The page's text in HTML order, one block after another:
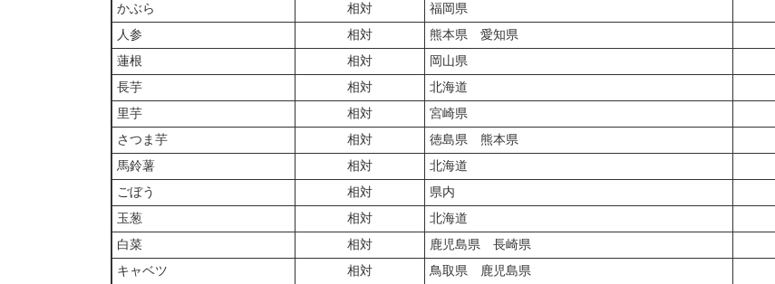
かぶら
相対 福岡県
人参
相対 熊本県 愛知県
蓮根
相対 岡山県
長芋
相対 北海道
里芋
相対 宮崎県
さつま芋
相対 徳島県 熊本県
馬鈴薯
相対 北海道
ごぼう
相対 県内
玉葱
相対 北海道
白菜
相対 鹿児島県 長崎県
キャベツ
相対 鳥取県 鹿児島県